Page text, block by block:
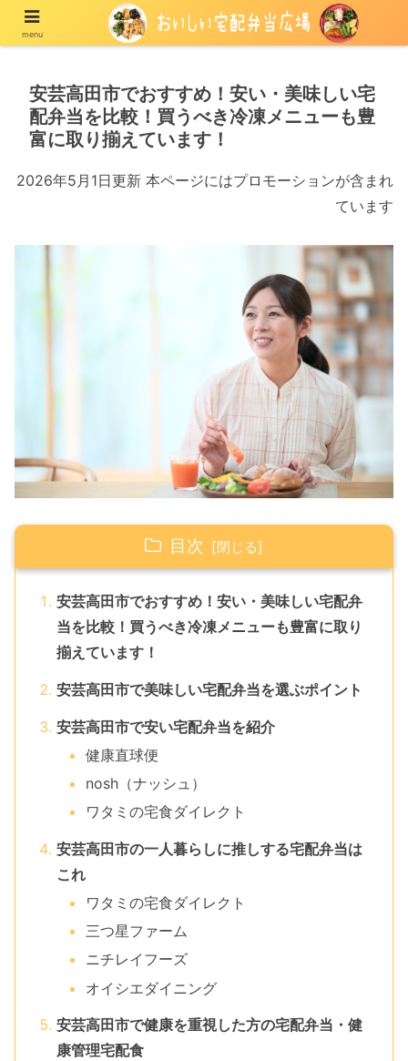
宅配の冷凍弁当や冷蔵弁当を紹介する情報メディア
安芸高田市でおすすめ！安い・美味しい宅
配弁当を比較！買うべき冷凍メニューも豊
富に取り揃えています！
2026年5月1日更新 本ページにはプロモーションが含まれ
ています
目次
安芸高田市でおすすめ！安い・美味しい宅配弁
当を比較！買うべき冷凍メニューも豊富に取り
揃えています！
安芸高田市で美味しい宅配弁当を選ぶポイント
安芸高田市で安い宅配弁当を紹介
健康直球便
nosh（ナッシュ）
ワタミの宅食ダイレクト
安芸高田市の一人暮らしに推しする宅配弁当は
これ
ワタミの宅食ダイレクト
三つ星ファーム
ニチレイフーズ
オイシエダイニング
安芸高田市で健康を重視した方の宅配弁当・健
康管理宅配食
menu